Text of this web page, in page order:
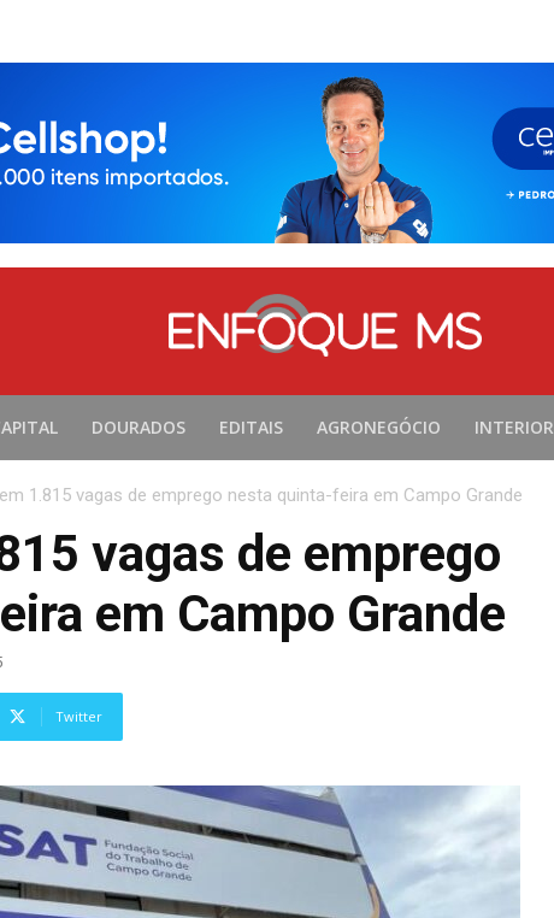
DOURADOS EDITAIS AGRONEGÓCIO INTERIOR
1.815 vagas de emprego nesta quinta-feira em Campo Grande
vagas de emprego
em Campo Grande
Twitter